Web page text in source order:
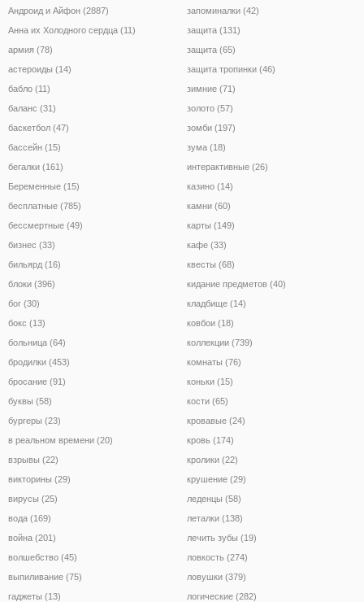
Андроид и Айфон (2887)
Анна их Холодного сердца (11)
армия (78)
астероиды (14)
бабло (11)
баланс (31)
баскетбол (47)
бассейн (15)
бегалки (161)
Беременные (15)
бесплатные (785)
бессмертные (49)
бизнес (33)
бильярд (16)
блоки (396)
бог (30)
бокс (13)
больница (64)
бродилки (453)
бросание (91)
буквы (58)
бургеры (23)
в реальном времени (20)
взрывы (22)
викторины (29)
вирусы (25)
вода (169)
война (201)
волшебство (45)
выпиливание (75)
гаджеты (13)
запоминалки (42)
защита (131)
защита (65)
защита тропинки (46)
зимние (71)
золото (57)
зомби (197)
зума (18)
интерактивные (26)
казино (14)
камни (60)
карты (149)
кафе (33)
квесты (68)
кидание предметов (40)
кладбище (14)
ковбои (18)
коллекции (739)
комнаты (76)
коньки (15)
кости (65)
кровавые (24)
кровь (174)
кролики (22)
крушение (29)
леденцы (58)
леталки (138)
лечить зубы (19)
ловкость (274)
ловушки (379)
логические (282)